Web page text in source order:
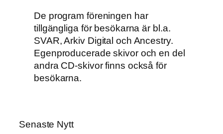
De program föreningen har
tillgängliga för besökarna är bl.a.
SVAR, Arkiv Digital och Ancestry.
Egenproducerade skivor och en del
andra CD-skivor finns också för
besökarna.
Senaste Nytt